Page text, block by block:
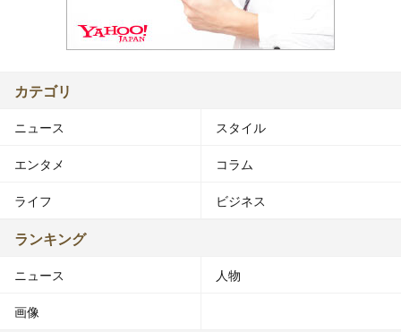
カテゴリ
ニュース スタイル
エンタメ コラム
ライフ ビジネス
ランキング
ニュース 人物
画像